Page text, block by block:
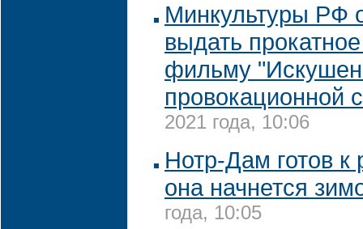
Минкультуры РФ
выдать
фильму
провокационной
2021 года, 10:06
Нотр-Дам готов к
она начнется
года, 10:05